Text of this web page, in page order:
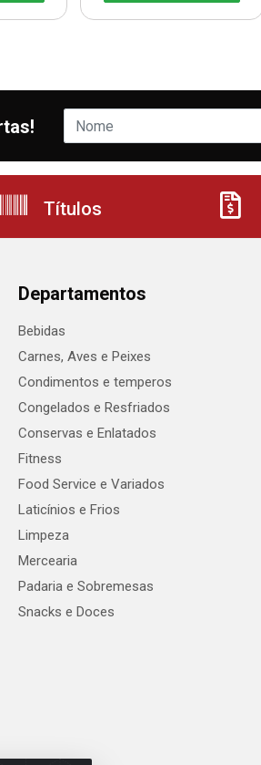
Títulos
Departamentos
Bebidas
Carnes, Aves e Peixes
Condimentos e temperos
Congelados e Resfriados
Conservas e Enlatados
Fitness
Food Service e Variados
Laticínios e Frios
Limpeza
Mercearia
Padaria e Sobremesas
Snacks e Doces